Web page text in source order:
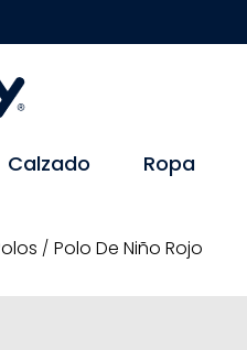
Calzado Ropa
polos Polo De Niño Rojo